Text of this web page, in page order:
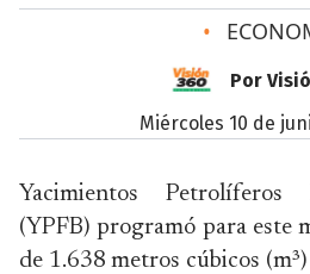
•
Por
miércoles 10 de
Yacimientos Petrolíferos
(YPFB) programó para este
de 1.638 metros cúbicos